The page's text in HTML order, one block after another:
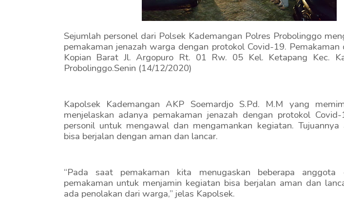
Sejumlah personel dari Polsek Kademangan Polres Probolinggo
pemakaman jenazah warga dengan protokol Covid-19.
Kopian Barat Jl. Argopuro Rt. 01 Rw. 05 Kel. Ketapang Kec.
Probolinggo.Senin (14/12/2020)
Kapolsek Kademangan AKP Soemardjo S.Pd. M.M yang
menjelaskan adanya pemakaman jenazah dengan protokol
personil untuk mengawal dan mengamankan kegiatan. Tujuannya
bisa berjalan dengan aman dan lancar.
“Pada saat pemakaman kita menugaskan beberapa
pemakaman untuk menjamin kegiatan bisa berjalan aman dan
ada penolakan dari warga,” jelas Kapolsek.